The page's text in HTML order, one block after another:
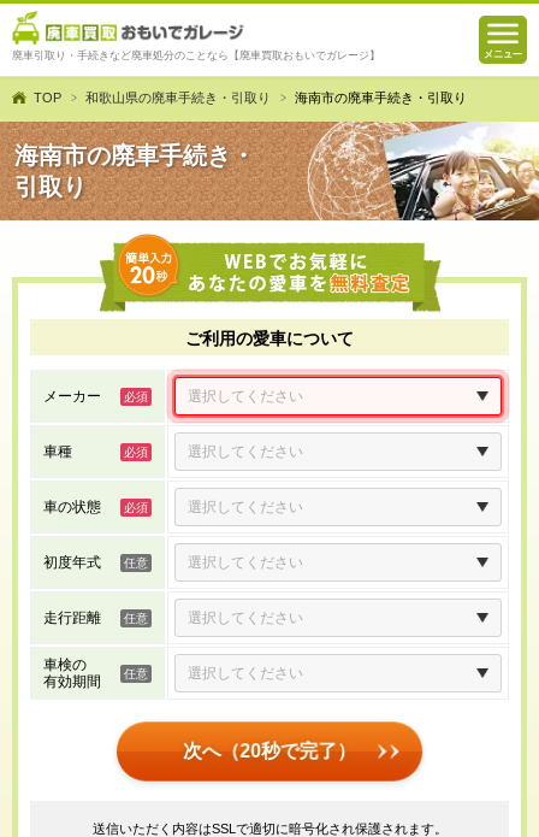
廃車引取り・手続きなど廃車処分のことなら【廃車買取おもいでガレージ】
TOP 和歌山県の廃車手続き・引取り 海南市の廃車手続き・引取り
海南市の廃車手続き・
引取り
ご利用の愛車について
メーカー
車種
車の状態
初度年式
走行距離
車検の
有効期間
次へ（20秒で完了）
送信いただく内容はSSLで適切に暗号化され保護されます。